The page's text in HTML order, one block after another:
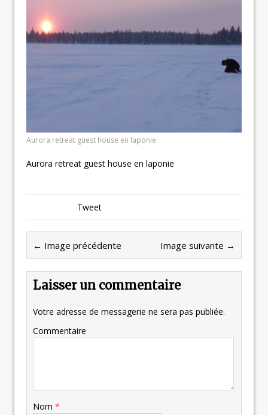
Aurora retreat guest house en laponie
Aurora retreat guest house en laponie
Tweet
← Image précédente Image suivante →
Laisser un commentaire
Votre adresse de messagerie ne sera pas publiée.
Commentaire
Nom *